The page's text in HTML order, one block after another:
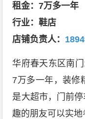
租金：7万多一年
行业：鞋店
店铺负责人：
华府春天东区南
7万多一年，装修
是大超市，门前
趣的朋友可以实地